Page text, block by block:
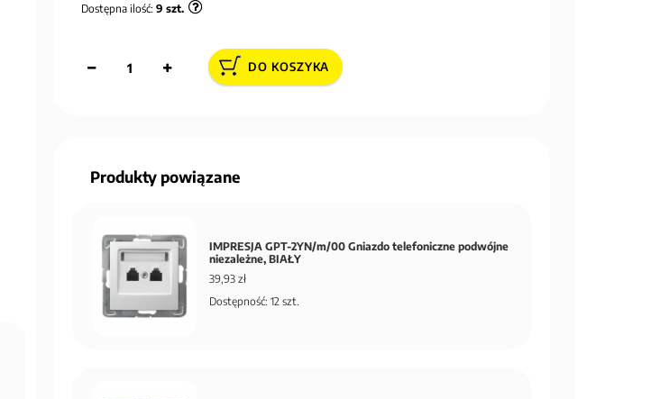
Dostępna ilość: 9 szt.
DO KOSZYKA
Produkty powiązane
IMPRESJA GPT-2YN/m/00 Gniazdo telefoniczne podwójne
niezależne, BIAŁY
39,93 zł
Dostępność: 12 szt.